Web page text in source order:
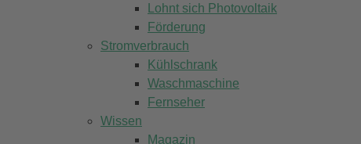
Lohnt sich Photovoltaik
Förderung
Stromverbrauch
Kühlschrank
Waschmaschine
Fernseher
Wissen
Magazin